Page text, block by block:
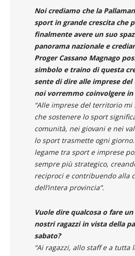
Noi crediamo che la
sport in grande crescita che
finalmente avere un suo
panorama nazionale e
Proger Cassano Magnago
simbolo e traino di questa
sente di dire alle imprese
noi vorremmo coinvolgere in
“Alle imprese del territorio
che sostenere lo sport
comunità, nei giovani e nei
lo sport trasmette ogni
legame tra sport e imprese
sempre più strategico,
reciproci e contribuendo alla
Vuole dire qualcosa o fare un
nostri ragazzi in vista della
sabato?